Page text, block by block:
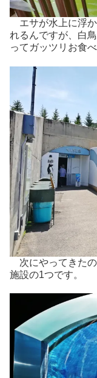
エサが水上に浮か
れるんですが、白
ってガッツリお食
次にやってきた
施設の1つです。